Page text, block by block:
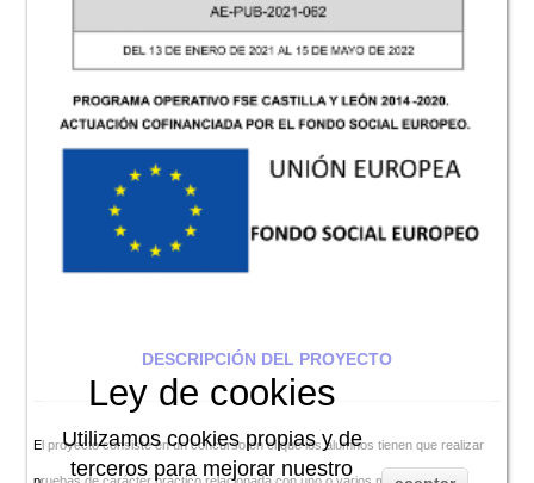
DESCRIPCIÓN DEL PROYECTO
El proyecto consiste en un concurso en el que los alumnos tienen que realizar
Ley de cookies
Utilizamos cookies propias y de
terceros para mejorar nuestro